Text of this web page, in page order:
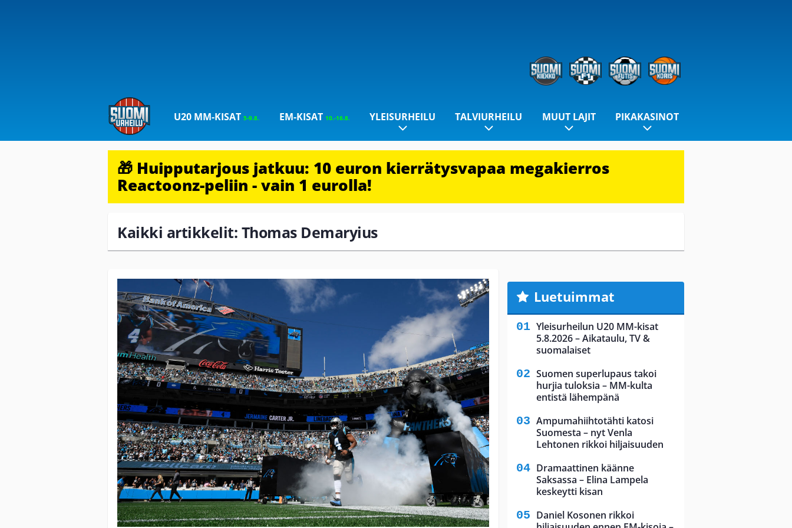
U20 MM-KISAT5-9.8. EM-KISAT 10.-16.8. YLEISURHEILU TALVIURHEILU MUUT LAJIT PIKAKASINOT
🎁 Huipputarjous jatkuu: 10 euron kierrätysvapaa megakierros
Reactoonz-peliin - vain 1 eurolla!
Kaikki artikkelit: Thomas Demaryius
Luetuimmat
Yleisurheilun U20 MM-kisat
5.8.2026 – Aikataulu, TV &
suomalaiset
Suomen superlupaus takoi
hurjia tuloksia – MM-kulta
entistä lähempänä
Ampumahiihtotähti katosi
Suomesta – nyt Venla
Lehtonen rikkoi hiljaisuuden
Dramaattinen käänne
Saksassa – Elina Lampela
keskeytti kisan
Daniel Kosonen rikkoi